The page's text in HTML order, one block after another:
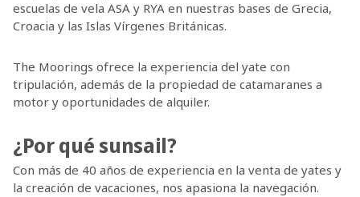
escuelas de vela ASA y RYA en nuestras bases de Grecia,
Croacia y las Islas Vírgenes Británicas.
The Moorings ofrece la experiencia del yate con
tripulación, además de la propiedad de catamaranes a
motor y oportunidades de alquiler.
¿Por qué sunsail?
Con más de 40 años de experiencia en la venta de yates y
la creación de vacaciones, nos apasiona la navegación.